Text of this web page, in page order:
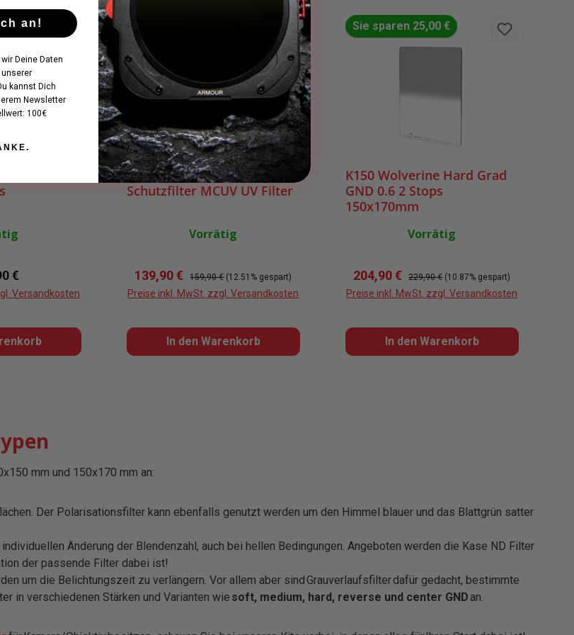
Preis:
€
Versandkosten
Sie sparen 20,00 €
K150P Magnetischer
Schutzfilter MCUV UV Filter
Vorrätig
Verkaufspreis:
139,90 € Regulärer Preis:
159,90 € (12.51% gespart)
Preise inkl. MwSt. zzgl. Versandkosten
In den Warenkorb
Sie sparen 25,00 €
K150 Wolverine Hard Grad
GND 0.6 2 Stops
150x170mm
Vorrätig
Verkaufspreis:
204,90 € Regulärer Preis:
229,90 € (10.87% gespart)
Preise inkl. MwSt. zzgl. Versandkosten
In den Warenkorb
mm und 150x170 mm an:
Der Polarisationsfilter kann ebenfalls genutzt werden um den Himmel blauer und das Blattgrün satter
Änderung der Blendenzahl, auch bei hellen Bedingungen. Angeboten werden die Kase ND Filter
der passende Filter dabei ist!
um die Belichtungszeit zu verlängern. Vor allem aber sind Grauverlaufsfilter dafür gedacht, bestimmte
in verschiedenen Stärken und Varianten wie soft, medium, hard , reverse und center GNDan.
an!
Deine Daten
unserer
kannst Dich
Newsletter
100€